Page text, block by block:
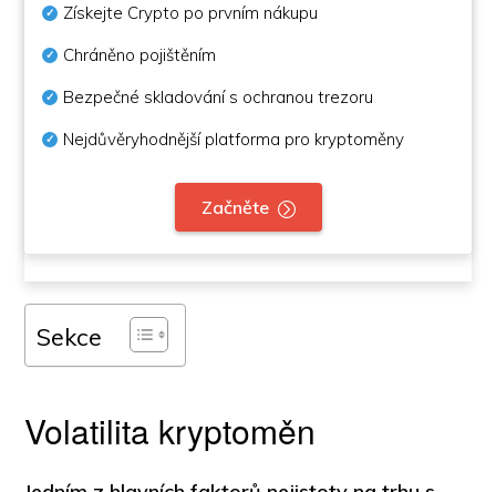
Získejte Crypto po prvním nákupu
Chráněno pojištěním
Bezpečné skladování s ochranou trezoru
Nejdůvěryhodnější platforma pro kryptoměny
Začněte
Sekce
Volatilita kryptoměn